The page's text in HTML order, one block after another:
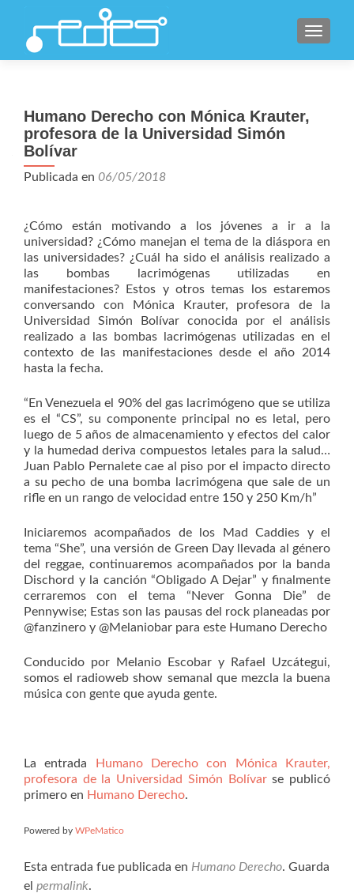
Humano Derecho con Mónica Krauter,
profesora de la Universidad Simón
Bolívar
Publicada en 06/05/2018
¿Cómo están motivando a los jóvenes a ir a la
universidad? ¿Cómo manejan el tema de la diáspora en
las universidades? ¿Cuál ha sido el análisis realizado a
las bombas lacrimógenas utilizadas en
manifestaciones? Estos y otros temas los estaremos
conversando con Mónica Krauter, profesora de la
Universidad Simón Bolívar conocida por el análisis
realizado a las bombas lacrimógenas utilizadas en el
contexto de las manifestaciones desde el año 2014
hasta la fecha.
“En Venezuela el 90% del gas lacrimógeno que se utiliza
es el “CS”, su componente principal no es letal, pero
luego de 5 años de almacenamiento y efectos del calor
y la humedad deriva compuestos letales para la salud…
Juan Pablo Pernalete cae al piso por el impacto directo
a su pecho de una bomba lacrimógena que sale de un
rifle en un rango de velocidad entre 150 y 250 Km/h”
Iniciaremos acompañados de los Mad Caddies y el
tema “She”, una versión de Green Day llevada al género
del reggae, continuaremos acompañados por la banda
Dischord y la canción “Obligado A Dejar” y finalmente
cerraremos con el tema “Never Gonna Die” de
Pennywise; Estas son las pausas del rock planeadas por
@fanzinero y @Melaniobar para este Humano Derecho
Conducido por Melanio Escobar y Rafael Uzcátegui,
somos el radioweb show semanal que mezcla la buena
música con gente que ayuda gente.
La entrada
Humano Derecho con Mónica Krauter,
profesora de la Universidad Simón Bolívarse publicó
primero en Humano Derecho.
Powered by WPeMatico
Esta entrada fue publicada en Humano Derecho. Guarda
el permalink.